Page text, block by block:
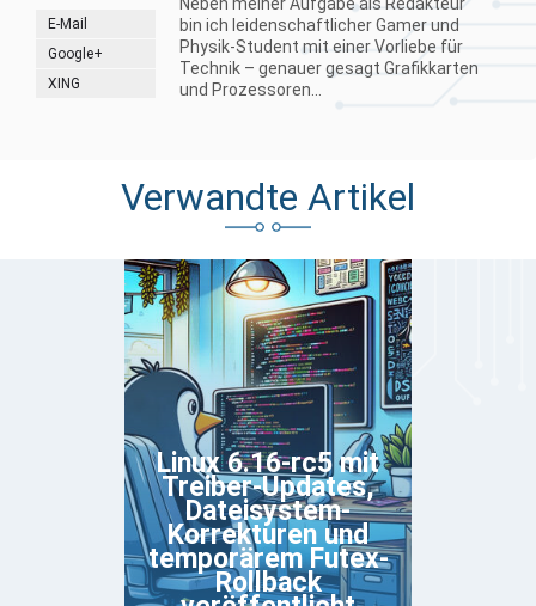
E-Mail
Google+
XING
Neben meiner Aufgabe als Redakteur
bin ich leidenschaftlicher Gamer und
Physik-Student mit einer Vorliebe für
Technik – genauer gesagt Grafikkarten
und Prozessoren...
Verwandte Artikel
Linux 6.16-rc5 mit
Treiber-Updates,
Dateisystem-
Korrekturen und
temporärem Futex-
Rollback